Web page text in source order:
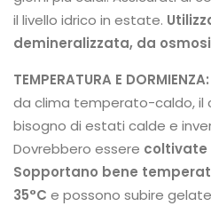
il livello idrico in estate.
demineralizzata, da
TEMPERATURA E DORMIENZA:
da clima temperato-caldo, il
bisogno di estati calde e
Dovrebbero essere coltivate
Sopportano bene
35°C e possono subire